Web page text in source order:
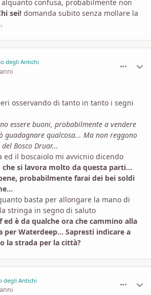
alquanto confusa, probabilmente non
sei! domanda subito senza mollare la
degli Antichi
osservando di tanto in tanto i segni
essere buoni, probabilmente a vendere
guadagnare qualcosa... Ma non reggono
Bosco Druar...
ed il boscaiolo mi avvicnio dicendo
che si lavora molto da questa parti...
probabilmente farai dei bei soldi
basta per allongare la mano di
stringa in segno di saluto
è da qualche ora che cammino alla
per Waterdeep... Sapresti indicare a
la strada per la città?
degli Antichi